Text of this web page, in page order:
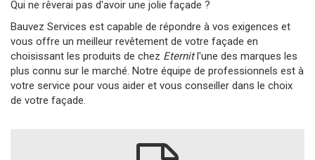
Qui ne rêverai pas d'avoir une jolie façade ?
Bauvez Services est capable de répondre à vos exigences et
vous offre un meilleur revêtement de votre façade en
choisissant les produits de chez Eternitl'une des marques les
plus connu sur le marché. Notre équipe de professionnels est à
votre service pour vous aider et vous conseiller dans le choix
de votre façade.